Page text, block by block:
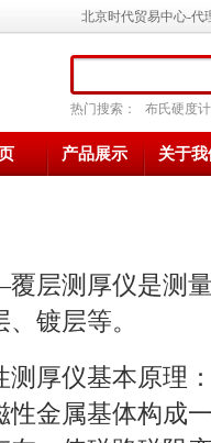
热门搜索： 布氏硬度计
产品展示 关于我
北京时代贸易中心-代
层测厚仪是测量
、镀层等。
测厚仪基本原理
性金属基体构成